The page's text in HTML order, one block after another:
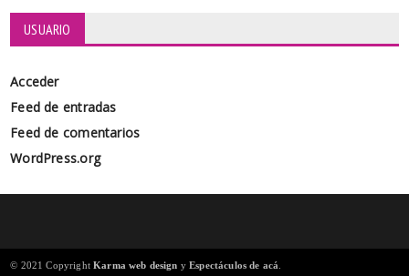
USUARIO
Acceder
Feed de entradas
Feed de comentarios
WordPress.org
© 2021 CopyrightKarma web design yEspectáculos de acá